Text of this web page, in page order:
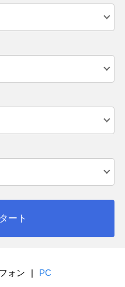
ート
ォン | PC